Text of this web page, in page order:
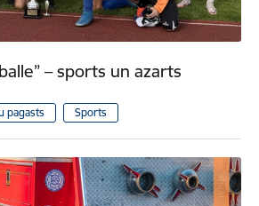
– sports un azarts
pagasts Sports